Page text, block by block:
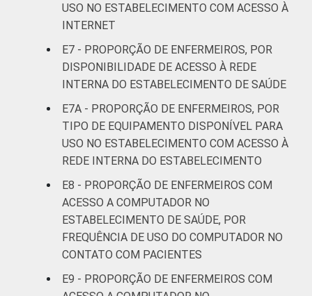
USO NO ESTABELECIMENTO COM ACESSO À
INTERNET
E7 - PROPORÇÃO DE ENFERMEIROS, POR
DISPONIBILIDADE DE ACESSO À REDE
INTERNA DO ESTABELECIMENTO DE SAÚDE
E7A - PROPORÇÃO DE ENFERMEIROS, POR
TIPO DE EQUIPAMENTO DISPONÍVEL PARA
USO NO ESTABELECIMENTO COM ACESSO À
REDE INTERNA DO ESTABELECIMENTO
E8 - PROPORÇÃO DE ENFERMEIROS COM
ACESSO A COMPUTADOR NO
ESTABELECIMENTO DE SAÚDE, POR
FREQUÊNCIA DE USO DO COMPUTADOR NO
CONTATO COM PACIENTES
E9 - PROPORÇÃO DE ENFERMEIROS COM